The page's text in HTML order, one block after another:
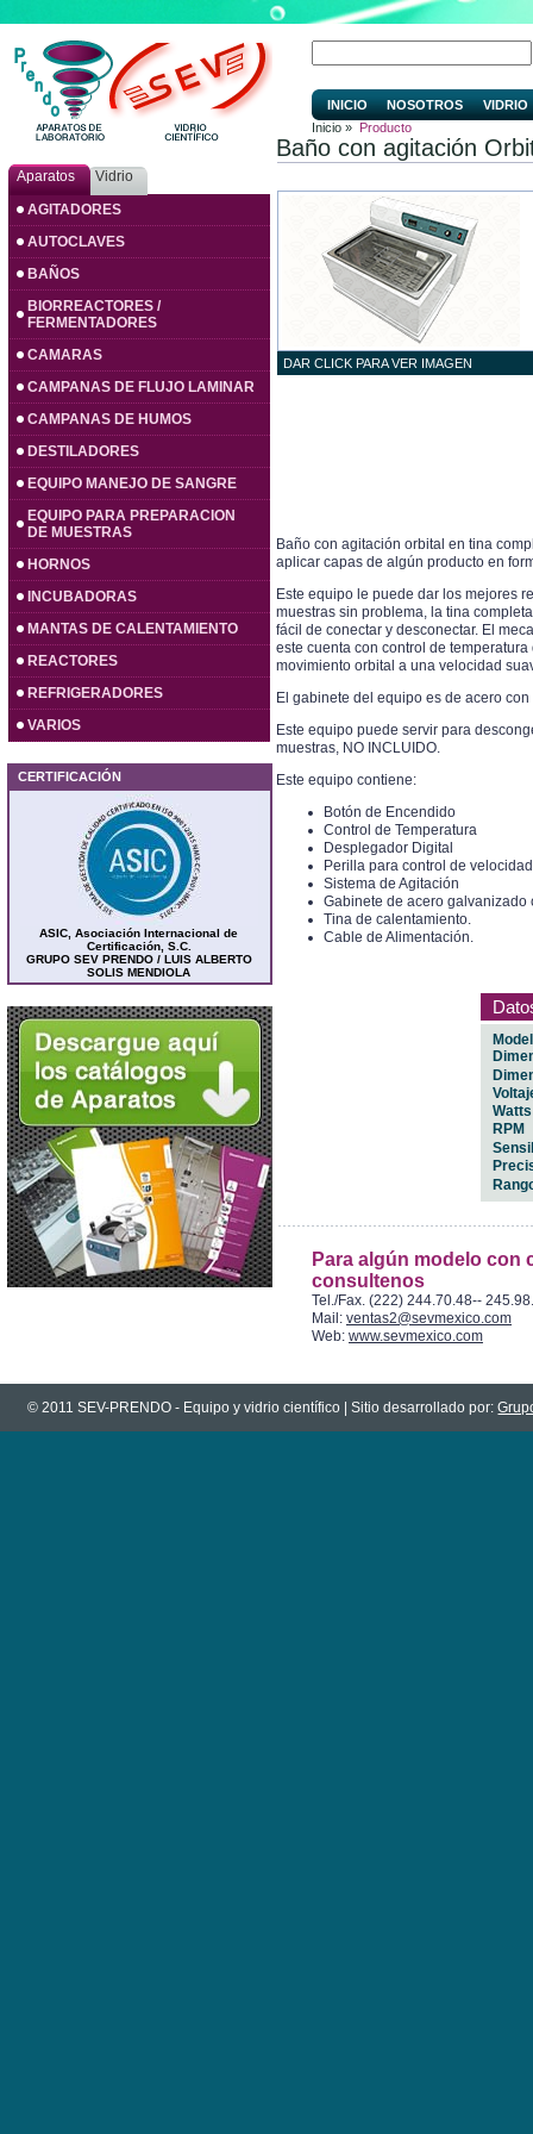
Aparatos
Vidrio
AGITADORES
AUTOCLAVES
BAÑOS
BIORREACTORES /
FERMENTADORES
CAMARAS
CAMPANAS DE FLUJO LAMINAR
CAMPANAS DE HUMOS
DESTILADORES
EQUIPO MANEJO DE SANGRE
EQUIPO PARA PREPARACION
DE MUESTRAS
HORNOS
INCUBADORAS
MANTAS DE CALENTAMIENTO
REACTORES
REFRIGERADORES
VARIOS
CERTIFICACIÓN
ASIC, Asociación Internacional de
Certificación, S.C.
GRUPO SEV PRENDO / LUIS ALBERTO
SOLIS MENDIOLA
INICIO NOSOTROS
VIDRIO
Inicio » Producto
Baño con agitación
DAR CLICK PARA VER IMAGEN
Baño con agitación orbital en tina
aplicar capas de algún producto en
Este equipo le puede dar los mejores
muestras sin problema, la tina
fácil de conectar y desconectar. El
este cuenta con control de
movimiento orbital a una velocidad
El gabinete del equipo es de acero
Este equipo puede servir para
muestras, NO INCLUIDO.
Este equipo contiene:
Botón de Encendido
Control de Temperatura
Desplegador Digital
Perilla para control de velocidad
Sistema de Agitación
Gabinete de acero
Tina de calentamiento.
Cable de Alimentación.
Watts
RPM
Para algún modelo con
consultenos
Tel./Fax. (222) 244.70.48--
Mail: ventas2@sevmexico.com
Web: www.sevmexico.com
© 2011 SEV-PRENDO - Equipo y vidrio científico | Sitio desarrollado por: